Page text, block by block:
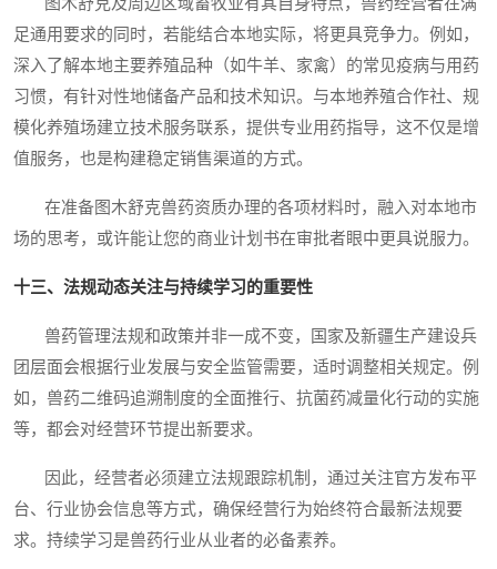
足通用要求的同时，若能结合本地实际，将更具竞争力。例如，
深入了解本地主要养殖品种（如牛羊、家禽）的常见疫病与用药
习惯，有针对性地储备产品和技术知识。与本地养殖合作社、规
模化养殖场建立技术服务联系，提供专业用药指导，这不仅是增
值服务，也是构建稳定销售渠道的方式。
在准备图木舒克兽药资质办理的各项材料时，融入对本地市
场的思考，或许能让您的商业计划书在审批者眼中更具说服力。
十三、法规动态关注与持续学习的重要性
兽药管理法规和政策并非一成不变，国家及新疆生产建设兵
团层面会根据行业发展与安全监管需要，适时调整相关规定。例
如，兽药二维码追溯制度的全面推行、抗菌药减量化行动的实施
等，都会对经营环节提出新要求。
因此，经营者必须建立法规跟踪机制，通过关注官方发布平
台、行业协会信息等方式，确保经营行为始终符合最新法规要
求。持续学习是兽药行业从业者的必备素养。